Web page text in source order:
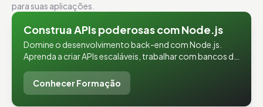
para suas aplicações.
Construa APIs poderosas com Node.js
Domine o desenvolvimento back-end com Node.js.
Aprenda a criar APIs escaláveis, trabalhar com bancos de
Conhecer Formação